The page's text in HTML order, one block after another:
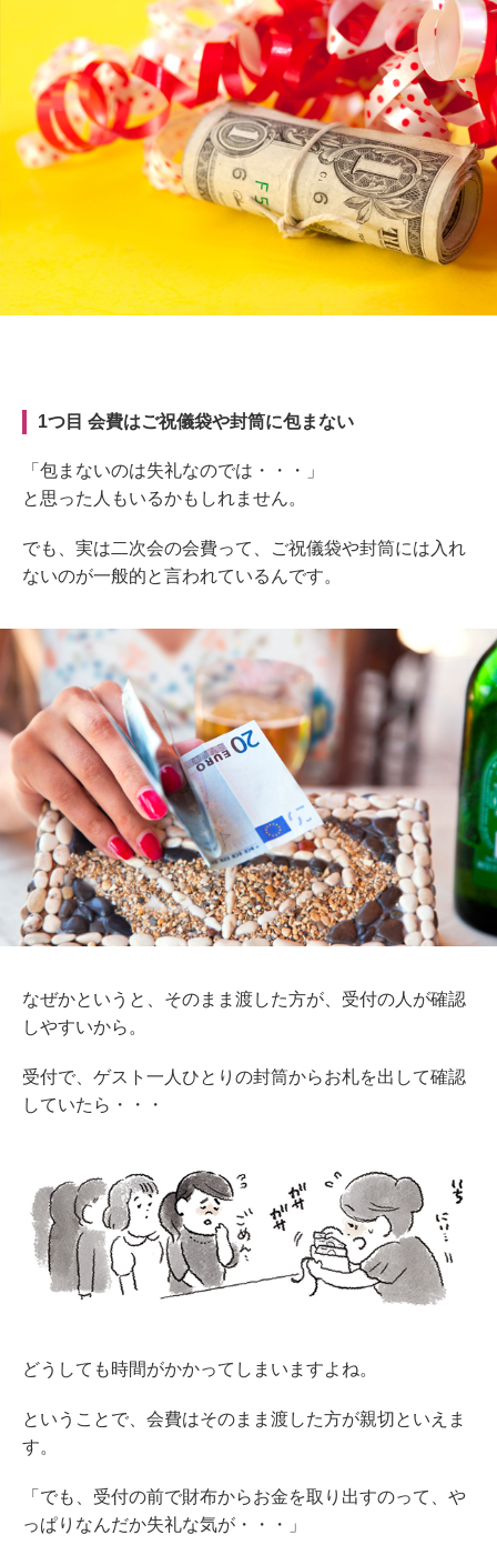
1つ目 会費はご祝儀袋や封筒に包まない
「包まないのは失礼なのでは・・・」
と思った人もいるかもしれません。
でも、実は二次会の会費って、ご祝儀袋や封筒には入れ
ないのが一般的と言われているんです。
なぜかというと、そのまま渡した方が、受付の人が確認
しやすいから。
受付で、ゲスト一人ひとりの封筒からお札を出して確認
していたら・・・
どうしても時間がかかってしまいますよね。
ということで、会費はそのまま渡した方が親切といえま
す。
「でも、受付の前で財布からお金を取り出すのって、や
っぱりなんだか失礼な気が・・・」